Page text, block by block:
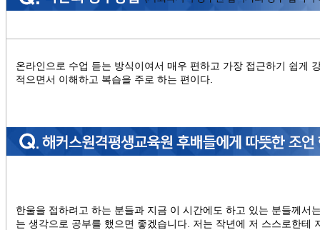
온라인으로 수업 듣는 방식이여서 매우 편하고 가장 접근하기 쉽게
적으면서 이해하고 복습을 주로 하는 편이다.
한울을 접하려고 하는 분들과 지금 이 시간에도 하고 있는 분들께서
는 생각으로 공부를 했으면 좋겠습니다. 저는 작년에 저 스스로한테